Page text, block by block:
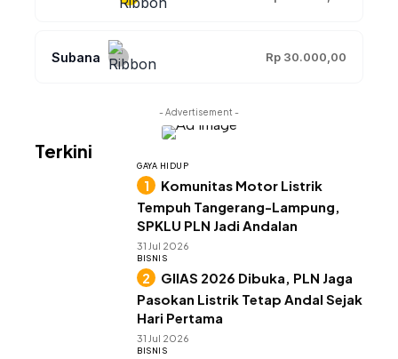
Subana Rp 30.000,00
- Advertisement -
Terkini
GAYA HIDUP
Komunitas Motor Listrik
Tempuh Tangerang-Lampung,
SPKLU PLN Jadi Andalan
31 Jul 2026
BISNIS
GIIAS 2026 Dibuka, PLN Jaga
Pasokan Listrik Tetap Andal Sejak
Hari Pertama
31 Jul 2026
BISNIS